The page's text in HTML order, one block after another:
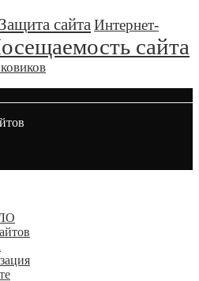
Защита сайта Интернет-
сайта